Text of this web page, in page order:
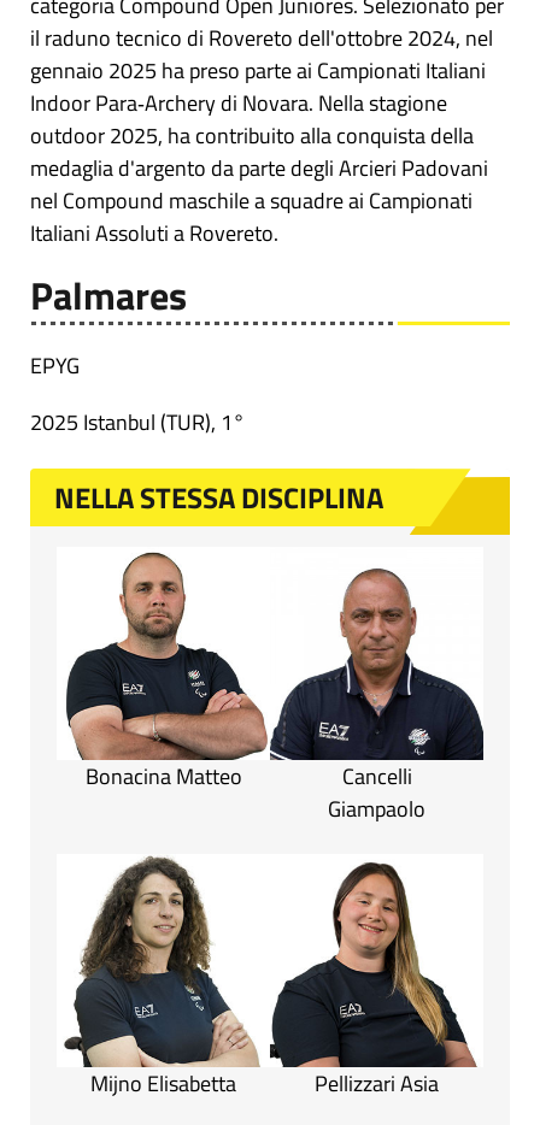
il raduno tecnico di Rovereto dell'ottobre 2024, nel
gennaio 2025 ha preso parte ai Campionati Italiani
Indoor Para‑Archery di Novara. Nella stagione
outdoor 2025, ha contribuito alla conquista della
medaglia d'argento da parte degli Arcieri Padovani
nel Compound maschile a squadre ai Campionati
Italiani Assoluti a Rovereto.
Palmares
EPYG
2025 Istanbul (TUR), 1°
NELLA STESSA DISCIPLINA
Bonacina Matteo
Cancelli
Giampaolo
Mijno Elisabetta Pellizzari Asia